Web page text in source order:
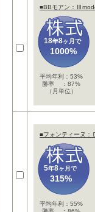
■BBモアン：
18年8ヶ月で
1000%
平均年利：53%
勝率 ：87%
（月単位）
■フォンティーヌ
5年8ヶ月で
315%
平均年利：55%